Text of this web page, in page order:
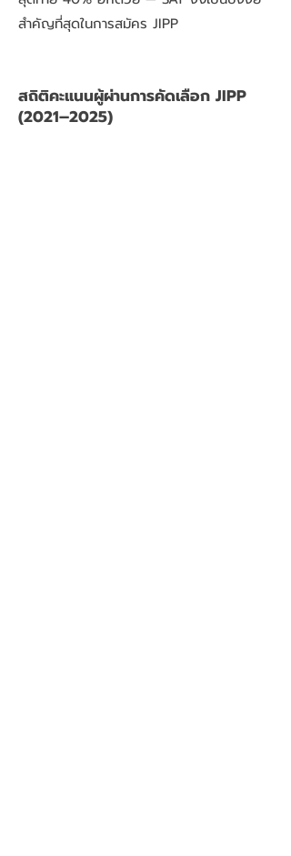
สำคัญที่สุดในการสมัคร JIPP
สถิติคะแนนผู้ผ่านการคัดเลือก JIPP
(2021–2025)